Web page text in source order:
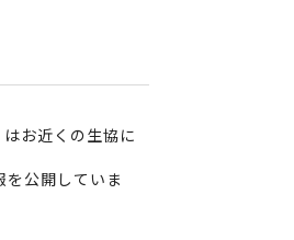
お近くの生協に
公開していま